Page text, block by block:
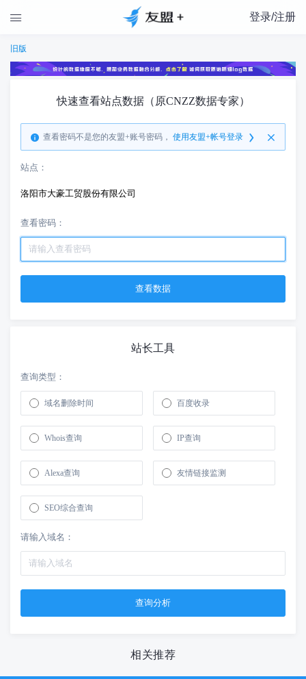
 登录/注册
旧版
快速查看站点数据（原CNZZ数据专家）
查看密码不是您的友盟+账号密码， 使用友盟+帐号登录
站点：
洛阳市大豪工贸股份有限公司
查看密码：
站长工具
查询类型：
域名删除时间 百度收录
Whois查询 IP查询
Alexa查询 友情链接监测
SEO综合查询
请输入域名：
相关推荐